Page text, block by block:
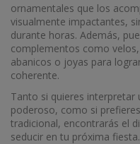
ornamentales que los
visualmente impactantes,
durante horas. Además,
complementos como
abanicos o joyas para
coherente.
Tanto si quieres
poderoso, como si
tradicional, encontrarás el
seducir en tu próxima fiesta.